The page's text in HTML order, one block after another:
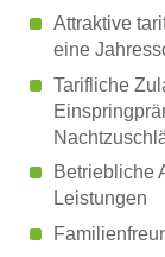
Attraktive
eine
Tarifliche
Betriebliche
Leistungen